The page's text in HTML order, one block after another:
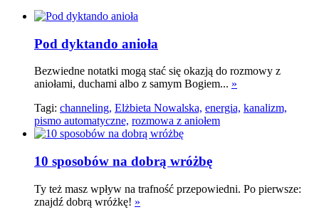
Pod dyktando anioła
Bezwiedne notatki mogą stać się okazją do rozmowy z
aniołami, duchami albo z samym Bogiem... »
Tagi: channeling, Elżbieta Nowalska, energia, kanalizm,
pismo automatyczne, rozmowa z aniołem
10 sposobów na dobrą wróżbę
Ty też masz wpływ na trafność przepowiedni. Po pierwsze:
znajdź dobrą wróżkę! »